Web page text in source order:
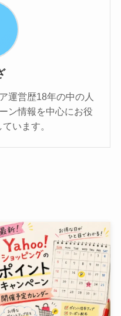
運営歴18年の中の人
ン情報を中心にお役
います。